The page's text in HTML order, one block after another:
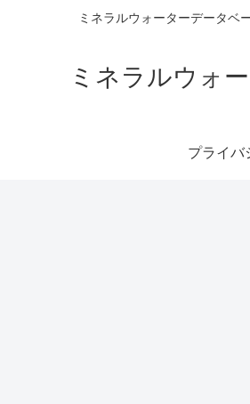
ミネラルウォーターデータ
ミネラルウォ
プライバ